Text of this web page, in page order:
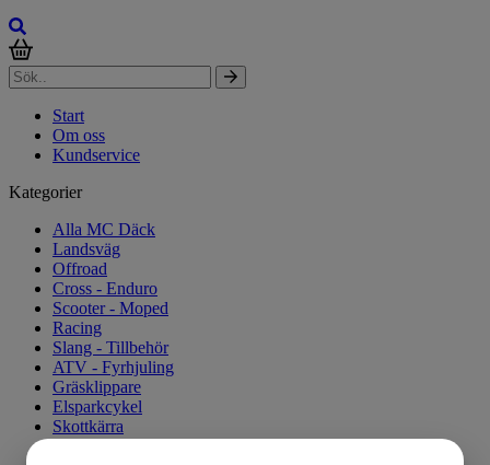
Start
Om oss
Kundservice
Kategorier
Alla MC Däck
Landsväg
Offroad
Cross - Enduro
Scooter - Moped
Racing
Slang - Tillbehör
ATV - Fyrhjuling
Gräsklippare
Elsparkcykel
Skottkärra